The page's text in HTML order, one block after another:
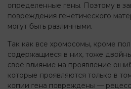
определенные гены. Поэтому в
повреждения генетического
могут быть различными.
Так как все хромосомы, кроме
содержащиеся в них, тоже
своё влияние на проявление
которые проявляются только в
копии гена повреждены —